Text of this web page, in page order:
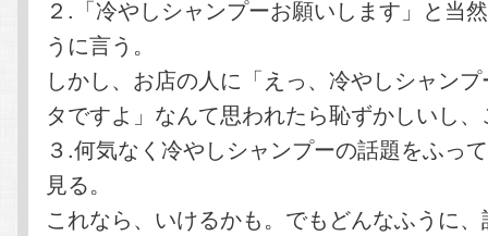
２.「冷やしシャンプーお願いします」と当
うに言う。
しかし、お店の人に「えっ、冷やしシャン
タですよ」なんて思われたら恥ずかしいし
３.何気なく冷やしシャンプーの話題をふっ
見る。
これなら、いけるかも。でもどんなふうに